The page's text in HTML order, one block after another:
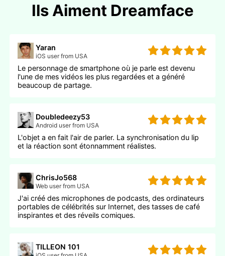
Ils Aiment Dreamface
Yaran
iOS user from USA
Le personnage de smartphone où je parle est devenu
l'une de mes vidéos les plus regardées et a généré
beaucoup de partage.
Doubledeezy53
Android user from USA
L'objet a en fait l'air de parler. La synchronisation du lip
et la réaction sont étonnamment réalistes.
ChrisJo568
Web user from USA
J'ai créé des microphones de podcasts, des ordinateurs
portables de célébrités sur Internet, des tasses de café
inspirantes et des réveils comiques.
TILLEON 101